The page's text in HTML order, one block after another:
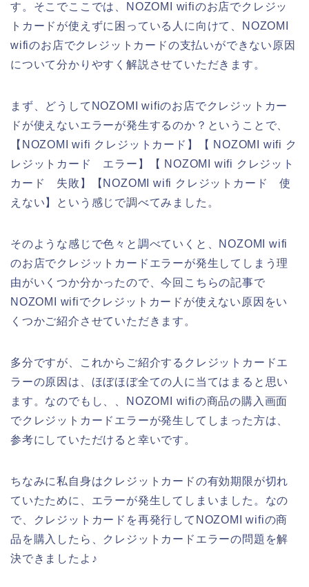
す。そこでここでは、NOZOMI wifiのお店でクレジッ
トカードが使えずに困っている人に向けて、NOZOMI
wifiのお店でクレジットカードの支払いができない原因
について分かりやすく解説させていただきます。
まず、どうしてNOZOMI wifiのお店でクレジットカー
ドが使えないエラーが発生するのか？ということで、
【NOZOMI wifi クレジットカード】【 NOZOMI wifi ク
レジットカード エラー】【 NOZOMI wifi クレジット
カード 失敗】【NOZOMI wifi クレジットカード 使
えない】という感じで調べてみました。
そのような感じで色々と調べていくと、NOZOMI wifi
のお店でクレジットカードエラーが発生してしまう理
由がいくつか分かったので、今回こちらの記事で
NOZOMI wifiでクレジットカードが使えない原因をい
くつかご紹介させていただきます。
多分ですが、これからご紹介するクレジットカードエ
ラーの原因は、ほぼほぼ全ての人に当てはまると思い
ます。なのでもし、、NOZOMI wifiの商品の購入画面
でクレジットカードエラーが発生してしまった方は、
参考にしていただけると幸いです。
ちなみに私自身はクレジットカードの有効期限が切れ
ていたために、エラーが発生してしまいました。なの
で、クレジットカードを再発行してNOZOMI wifiの商
品を購入したら、クレジットカードエラーの問題を解
決できましたよ♪